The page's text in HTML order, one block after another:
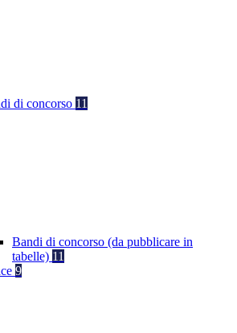
di concorso 11
Bandi di concorso (da pubblicare in
tabelle) 11
9